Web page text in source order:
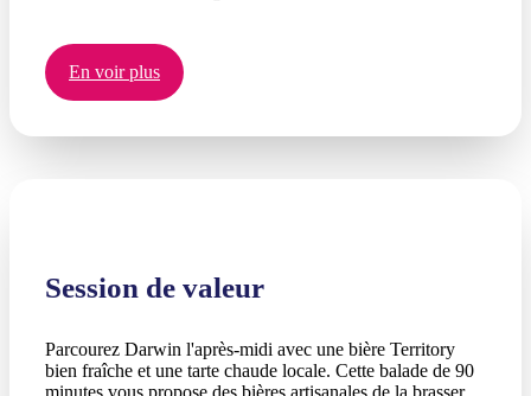
En voir plus
Session de valeur
Parcourez Darwin l'après-midi avec une bière Territory
bien fraîche et une tarte chaude locale. Cette balade de 90
minutes vous propose des bières artisanales de la brasserie